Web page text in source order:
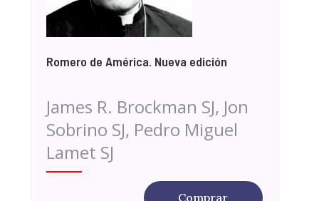
Romero de América. Nueva edición
James R. Brockman SJ, Jon
Sobrino SJ, Pedro Miguel
Lamet SJ
Comprar